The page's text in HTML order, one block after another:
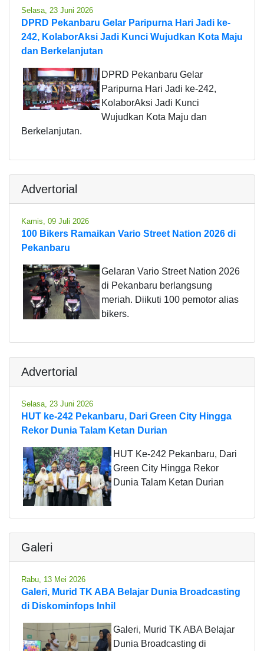
Selasa, 23 Juni 2026
DPRD Pekanbaru Gelar Paripurna Hari Jadi ke-
242, KolaborAksi Jadi Kunci Wujudkan Kota Maju
dan Berkelanjutan
DPRD Pekanbaru Gelar
Paripurna Hari Jadi ke-242,
KolaborAksi Jadi Kunci
Wujudkan Kota Maju dan
Berkelanjutan.
Advertorial
Kamis, 09 Juli 2026
100 Bikers Ramaikan Vario Street Nation 2026 di
Pekanbaru
Gelaran Vario Street Nation 2026
di Pekanbaru berlangsung
meriah. Diikuti 100 pemotor alias
bikers.
Advertorial
Selasa, 23 Juni 2026
HUT ke-242 Pekanbaru, Dari Green City Hingga
Rekor Dunia Talam Ketan Durian
HUT Ke-242 Pekanbaru, Dari
Green City Hingga Rekor
Dunia Talam Ketan Durian
Galeri
Rabu, 13 Mei 2026
Galeri, Murid TK ABA Belajar Dunia Broadcasting
di Diskominfops Inhil
Galeri, Murid TK ABA Belajar
Dunia Broadcasting di